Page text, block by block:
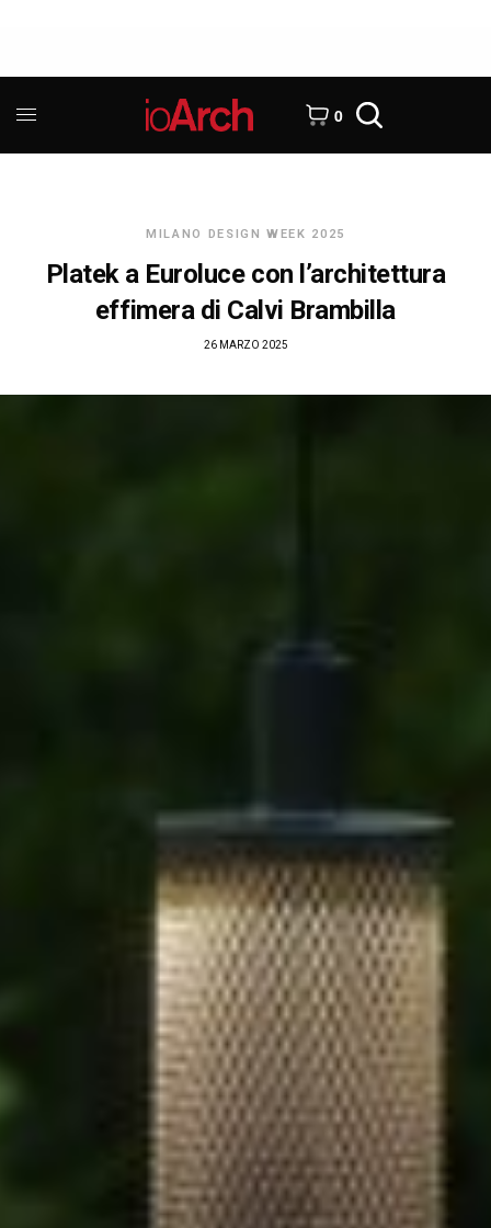
0
MILANO DESIGN WEEK 2025
Platek a Euroluce con l’architettura
effimera di Calvi Brambilla
26 MARZO 2025